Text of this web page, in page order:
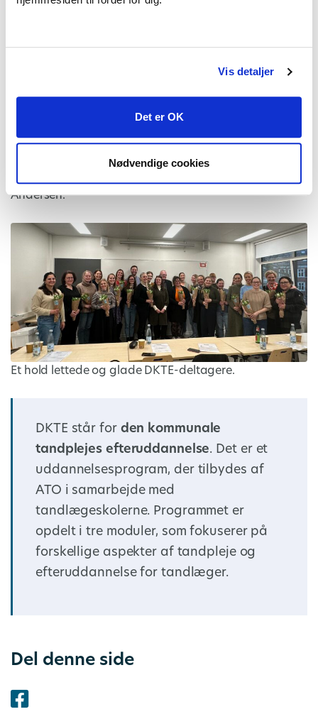
Vis detaljer
Det er OK
Nødvendige cookies
Der var tid til at tale tandlægefagligt på DKTE-
dagene. Fra venstre er det Rikke Dalby, Anne Vieth,
Andersen.
Et hold lettede og glade DKTE-deltagere.
DKTE står for den kommunale
tandplejes efteruddannelse. Det er et
uddannelsesprogram, der tilbydes af
ATO i samarbejde med
tandlægeskolerne. Programmet er
opdelt i tre moduler, som fokuserer på
forskellige aspekter af tandpleje og
efteruddannelse for tandlæger.
Del denne side